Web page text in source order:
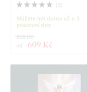
( 3)
Můžete mít doma už o 3
pracovní dny
od 609 Kč
819 Kč